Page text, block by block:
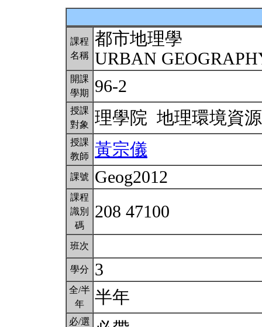
課程
名稱
都市地理學
URBAN
開課
學期
96-2
授課
對象
理學院 地理環境資
授課
教師
黃宗儀
課號 Geog2012
課程
識別
碼
208 47100
班次
學分 3
全/半
年
半年
必/選